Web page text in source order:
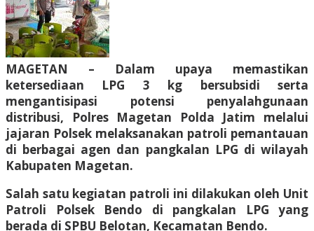
MAGETAN – Dalam upaya memastikan
ketersediaan LPG 3 kg bersubsidi serta
mengantisipasi potensi penyalahgunaan
distribusi, Polres Magetan Polda Jatim melalui
jajaran Polsek melaksanakan patroli pemantauan
di berbagai agen dan pangkalan LPG di wilayah
Kabupaten Magetan.
Salah satu kegiatan patroli ini dilakukan oleh Unit
Patroli Polsek Bendo di pangkalan LPG yang
berada di SPBU Belotan, Kecamatan Bendo.